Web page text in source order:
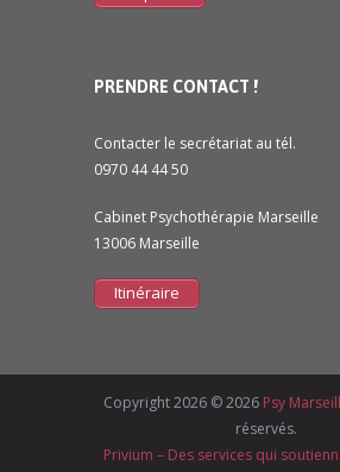
PRENDRE CONTACT !
Contacter le secrétariat au tél.
0970 44 44 50
Cabinet Psychothérapie Marseille
13006 Marseille
Itinéraire
Copyright 2026 ©2026 Psy
réservés.
Privium – Des services qui